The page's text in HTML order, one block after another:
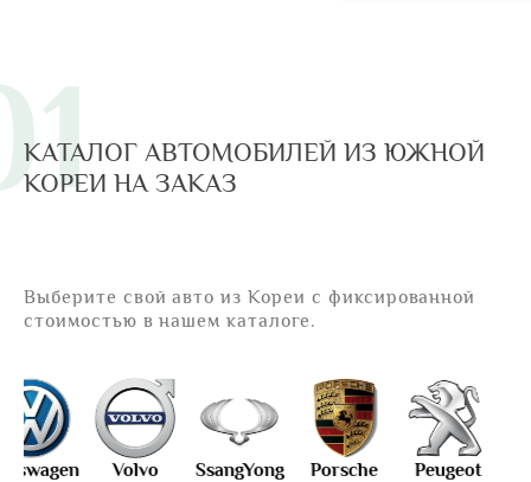
КАТАЛОГ АВТОМОБИЛЕЙ ИЗ ЮЖНОЙ
КОРЕИ НА ЗАКАЗ
Выберите свой авто из Кореи с фиксированной
стоимостью в нашем каталоге.
Volvo SsangYong Porsche Peugeot Audi